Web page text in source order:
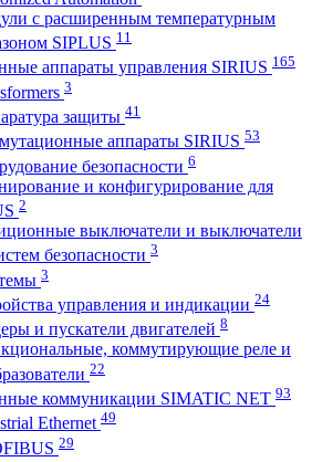
с расширенным температурным
SIPLUS 11
аппараты управления SIRIUS 165
3
защиты 41
аппараты SIRIUS 53
безопасности 6
и конфигурирование для
2
выключатели и выключатели
безопасности 3
3
управления и индикации 24
и пускатели двигателей 8
коммутирующие реле и
22
коммуникации SIMATIC NET 93
Ethernet 49
29